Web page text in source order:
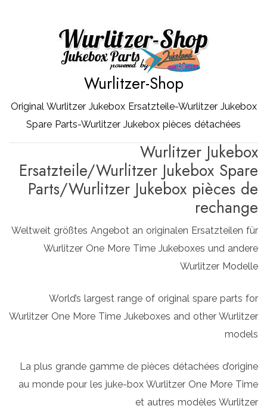
Wurlitzer-Shop
Original Wurlitzer Jukebox Ersatzteile-Wurlitzer Jukebox
Spare Parts-Wurlitzer Jukebox pièces détachées
Wurlitzer Jukebox
Ersatzteile/Wurlitzer Jukebox Spare
Parts/Wurlitzer Jukebox pièces de
rechange
Weltweit größtes Angebot an originalen Ersatzteilen für
Wurlitzer One More Time Jukeboxes und andere
Wurlitzer Modelle
World’s largest range of original spare parts for
Wurlitzer One More Time Jukeboxes and other Wurlitzer
models
La plus grande gamme de pièces détachées d’origine
au monde pour les juke-box Wurlitzer One More Time
et autres modèles Wurlitzer